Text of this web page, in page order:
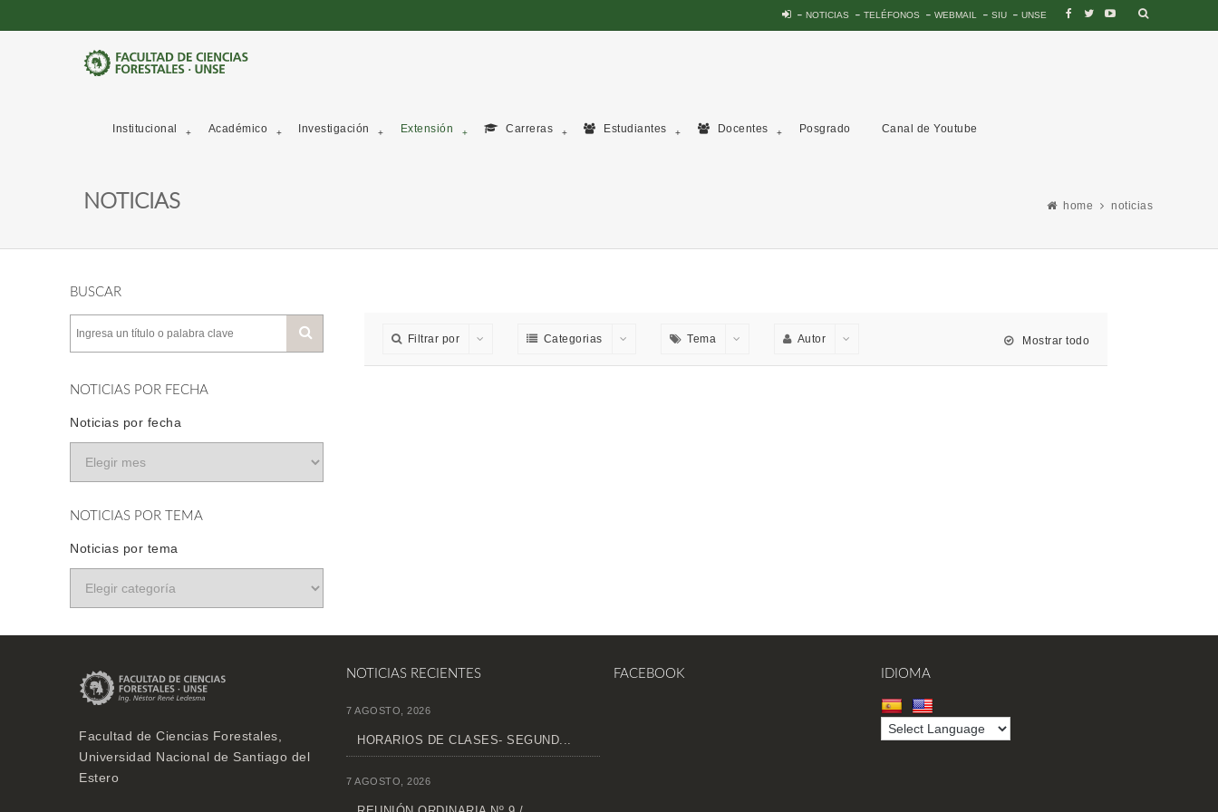
NOTICIAS TELÉFONOS WEBMAIL SIU UNSE
Institucional Académico Investigación Extensión Carreras Estudiantes Docentes Posgrado Canal de Youtube
NOTICIAS home noticias
BUSCAR
NOTICIAS POR FECHA
Noticias por fecha
NOTICIAS POR TEMA
Noticias por tema
Filtrar por Categorias Tema Autor Mostrar todo
Facultad de Ciencias Forestales,
Universidad Nacional de Santiago del
Estero
NOTICIAS RECIENTES
7 AGOSTO, 2026
HORARIOS DE CLASES- SEGUND...
7 AGOSTO, 2026
FACEBOOK IDIOMA